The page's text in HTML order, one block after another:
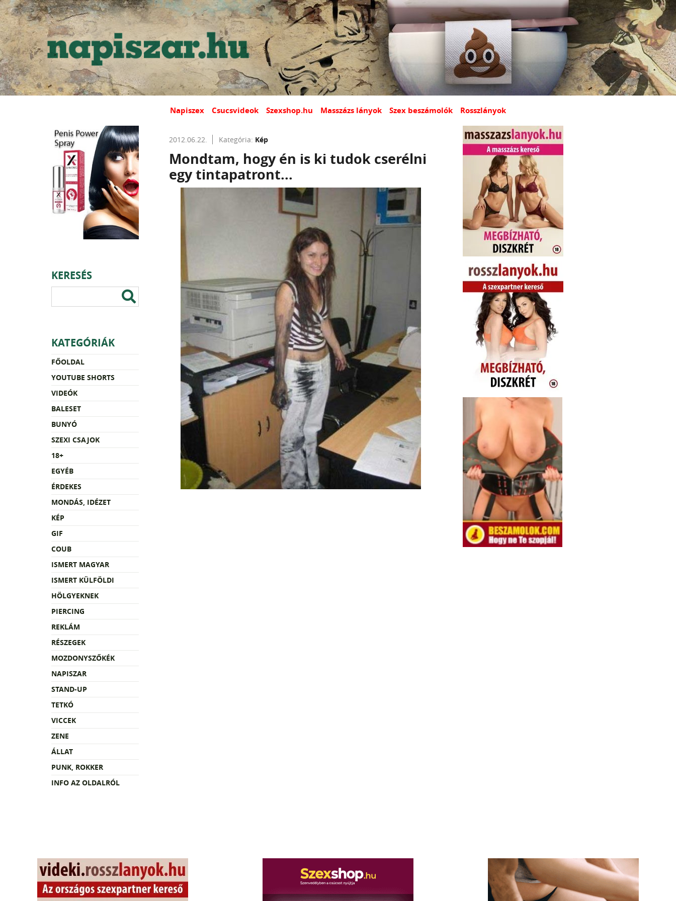
Napiszex Csucsvideok Szexshop.hu Masszázs lányok Szex beszámolók Rosszlányok
KERESÉS
KATEGÓRIÁK
FŐOLDAL
YOUTUBE SHORTS
VIDEÓK
BALESET
BUNYÓ
SZEXI CSAJOK
18+
EGYÉB
ÉRDEKES
MONDÁS, IDÉZET
KÉP
GIF
COUB
ISMERT MAGYAR
ISMERT KÜLFÖLDI
HÖLGYEKNEK
PIERCING
REKLÁM
RÉSZEGEK
MOZDONYSZŐKÉK
NAPISZAR
STAND-UP
TETKÓ
VICCEK
ZENE
ÁLLAT
PUNK, ROKKER
INFO AZ OLDALRÓL
2012.06.22. Kategória: Kép
Mondtam, hogy én is ki tudok cserélni
egy tintapatront...